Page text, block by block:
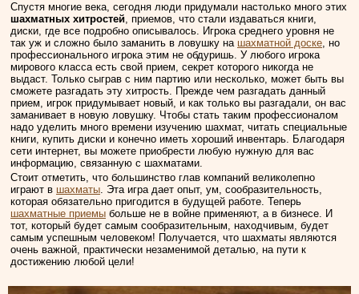
Спустя многие века, сегодня люди придумали настолько много этих
шахматных хитростей, приемов, что стали издаваться книги,
диски, где все подробно описывалось. Игрока среднего уровня не
так уж и сложно было заманить в ловушку на шахматной доске, но
профессионального игрока этим не обдуришь. У любого игрока
мирового класса есть свой прием, секрет которого никогда не
выдаст. Только сыграв с ним партию или несколько, может быть вы
сможете разгадать эту хитрость. Прежде чем разгадать данный
прием, игрок придумывает новый, и как только вы разгадали, он вас
заманивает в новую ловушку. Чтобы стать таким профессионалом
надо уделить много времени изучению шахмат, читать специальные
книги, купить диски и конечно иметь хороший инвентарь. Благодаря
сети интернет, вы можете приобрести любую нужную для вас
информацию, связанную с шахматами.
Стоит отметить, что большинство глав компаний великолепно
играют в шахматы. Эта игра дает опыт, ум, сообразительность,
которая обязательно пригодится в будущей работе. Теперь
шахматные приемы больше не в войне применяют, а в бизнесе. И
тот, который будет самым сообразительным, находчивым, будет
самым успешным человеком! Получается, что шахматы являются
очень важной, практически незаменимой деталью, на пути к
достижению любой цели!